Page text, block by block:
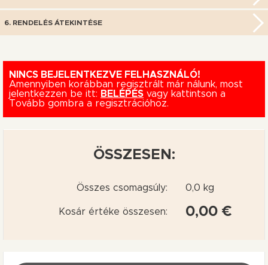
6. RENDELÉS ÁTEKINTÉSE
NINCS BEJELENTKEZVE FELHASZNÁLÓ!
Amennyiben korábban regisztrált már nálunk, most
jelentkezzen be itt: BELÉPÉS vagy kattintson a
Tovább gombra a regisztrációhoz.
ÖSSZESEN:
Összes csomagsúly: 0,0 kg
Kosár értéke összesen: 0,00 €